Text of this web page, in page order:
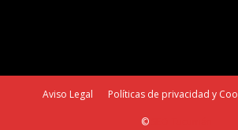
Aviso Legal Políticas de privacidad y
©